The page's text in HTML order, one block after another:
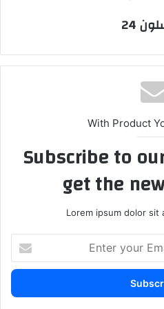
24
With Product
Subscribe to
get the
Lorem ipsum dolor sit
your
Email